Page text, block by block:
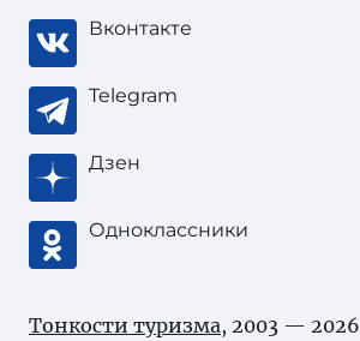
Вконтакте
Telegram
Дзен
Одноклассники
Тонкости туризма, 2003 — 2026